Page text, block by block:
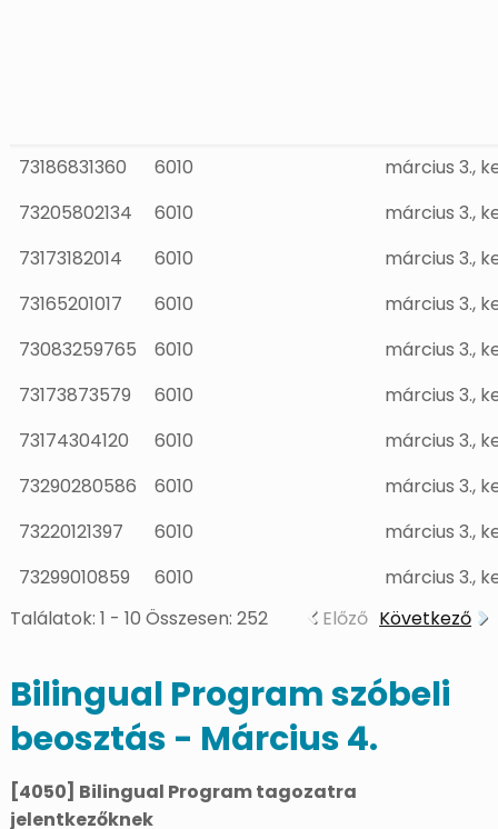
73186831360 6010
március 3.,
73205802134
6010
március 3.,
73173182014
6010
március 3.,
73165201017
6010
március 3.,
73083259765
6010
március 3.,
73173873579
6010
március 3.,
73174304120
6010
március 3.,
73290280586
6010
március 3.,
73220121397
6010
március 3.,
73299010859
6010
március 3.,
Találatok: 1 - 10 Összesen: 252
Előző Következő
Bilingual Program szóbeli
beosztás - Március 4.
[4050] Bilingual Program tagozatra
jelentkezőknek